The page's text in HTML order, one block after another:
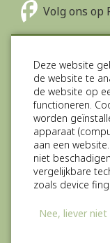
Volg ons op
Volg ons op
Direct boeken
Camperplaats
Pipowagen
Meer info
Deze website
de website te
de website op
functioneren.
worden
apparaat
aan een
niet
vergelijkbare
zoals device
Nee, liever niet